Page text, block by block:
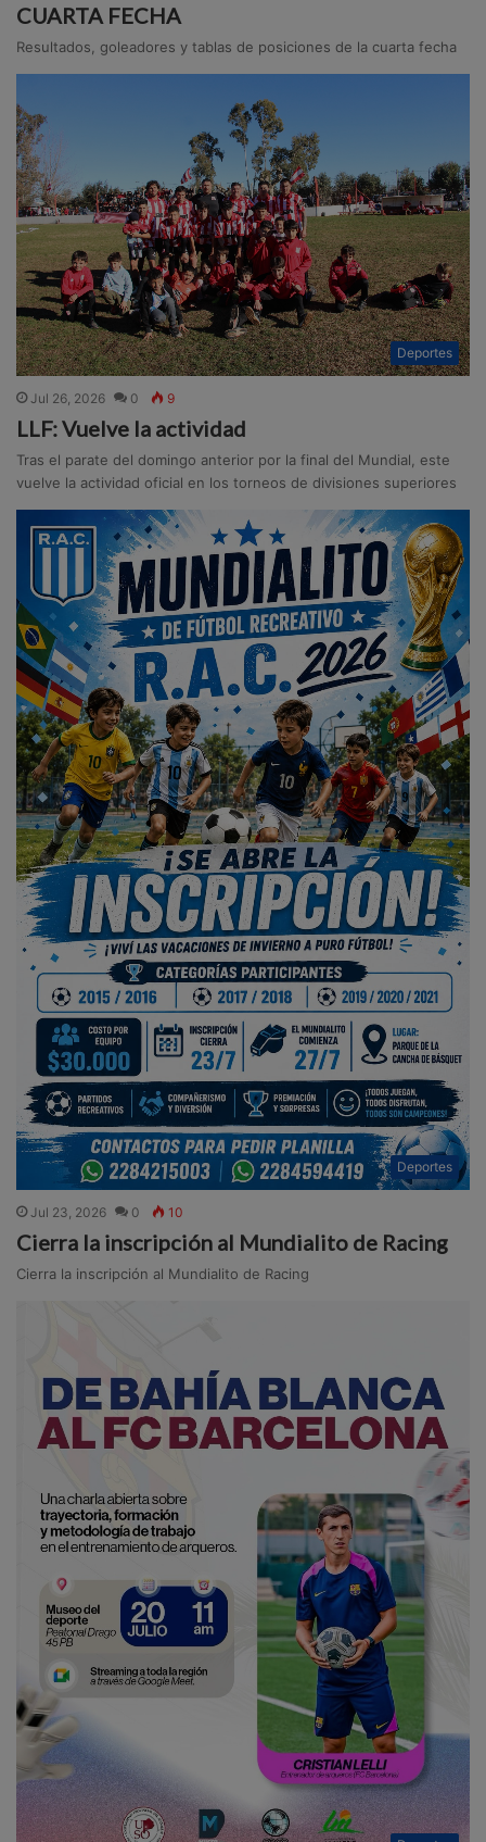
CUARTA FECHA
Resultados, goleadores y tablas de posiciones de la cuarta fecha
Deportes
Jul 26, 2026 0 9
LLF: Vuelve la actividad
Tras el parate del domingo anterior por la final del Mundial, este
vuelve la actividad oficial en los torneos de divisiones superiores
Deportes
Jul 23, 2026 0 10
Cierra la inscripción al Mundialito de Racing
Cierra la inscripción al Mundialito de Racing